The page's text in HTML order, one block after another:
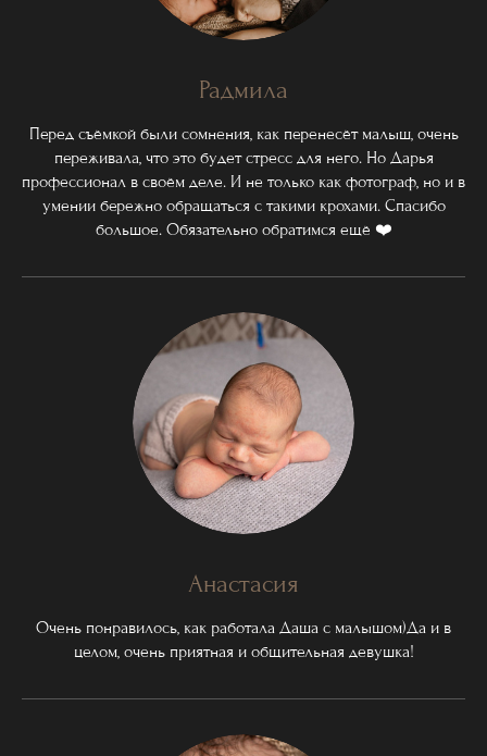
Радмила
Перед съёмкой были сомнения, как перенесёт малыш, очень
переживала, что это будет стресс для него. Но Дарья
профессионал в своём деле. И не только как фотограф, но и в
умении бережно обращаться с такими крохами. Спасибо
большое. Обязательно обратимся ещё ❤️
Анастасия
Очень понравилось, как работала Даша с малышом)Да и в
целом, очень приятная и общительная девушка!